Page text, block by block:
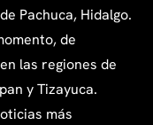
Pachuca, Hidalgo.
de
las regiones de
y Tizayuca.
más